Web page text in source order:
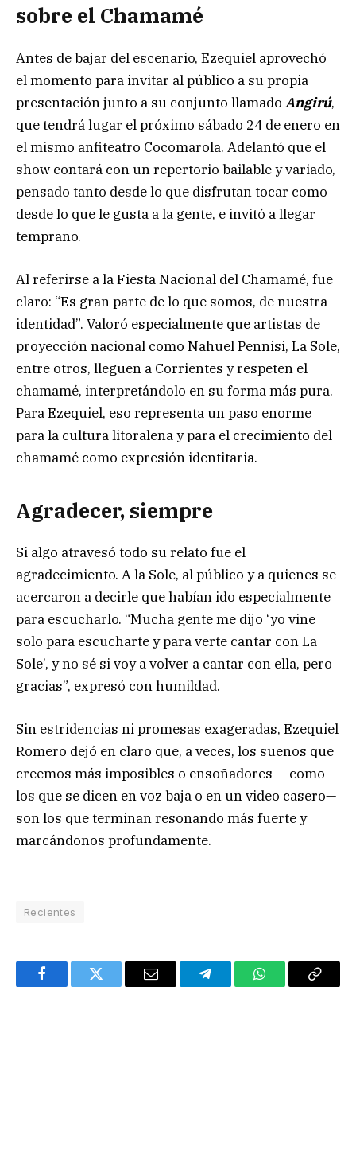
sobre el Chamamé
Antes de bajar del escenario, Ezequiel aprovechó
el momento para invitar al público a su propia
presentación junto a su conjunto llamado Angirú,
que tendrá lugar el próximo sábado 24 de enero en
el mismo anfiteatro Cocomarola. Adelantó que el
show contará con un repertorio bailable y variado,
pensado tanto desde lo que disfrutan tocar como
desde lo que le gusta a la gente, e invitó a llegar
temprano.
Al referirse a la Fiesta Nacional del Chamamé, fue
claro: “Es gran parte de lo que somos, de nuestra
identidad”. Valoró especialmente que artistas de
proyección nacional como Nahuel Pennisi, La Sole,
entre otros, lleguen a Corrientes y respeten el
chamamé, interpretándolo en su forma más pura.
Para Ezequiel, eso representa un paso enorme
para la cultura litoraleña y para el crecimiento del
chamamé como expresión identitaria.
Agradecer, siempre
Si algo atravesó todo su relato fue el
agradecimiento. A la Sole, al público y a quienes se
acercaron a decirle que habían ido especialmente
para escucharlo. “Mucha gente me dijo ‘yo vine
solo para escucharte y para verte cantar con La
Sole’, y no sé si voy a volver a cantar con ella, pero
gracias”, expresó con humildad.
Sin estridencias ni promesas exageradas, Ezequiel
Romero dejó en claro que, a veces, los sueños que
creemos más imposibles o ensoñadores — como
los que se dicen en voz baja o en un video casero—
son los que terminan resonando más fuerte y
marcándonos profundamente.
Recientes
FacebookTwitter Email TelegramWhatsAppCopy